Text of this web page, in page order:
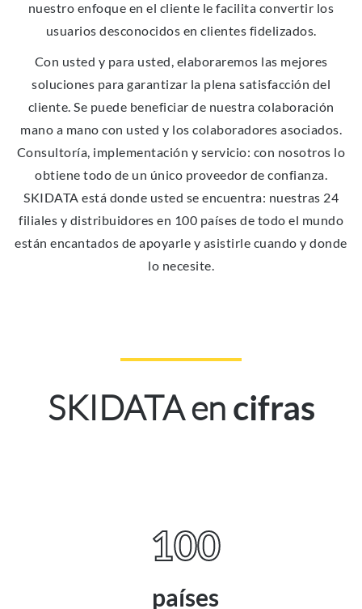
nuestro enfoque en el cliente le facilita convertir los
usuarios desconocidos en clientes fidelizados.
Con usted y para usted, elaboraremos las mejores
soluciones para garantizar la plena satisfacción del
cliente. Se puede beneficiar de nuestra colaboración
mano a mano con usted y los colaboradores asociados.
Consultoría, implementación y servicio: con nosotros lo
obtiene todo de un único proveedor de confianza.
SKIDATA está donde usted se encuentra: nuestras 24
filiales y distribuidores en 100 países de todo el mundo
están encantados de apoyarle y asistirle cuando y donde
lo necesite.
SKIDATA en cifras
100
países